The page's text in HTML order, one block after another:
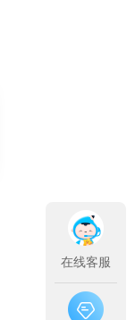
在线客服